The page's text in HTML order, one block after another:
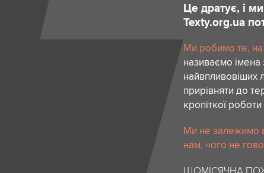
Це дратує, і
Texty.org.ua
Ми робимо те,
називаємо
найвпливовіших
прирівняти до
кропіткої
Ми не залежимо
нам, чого не